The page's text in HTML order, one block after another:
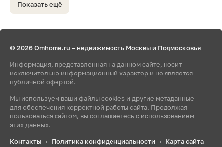
Показать ещё
© 2026 Omhome.ru – недвижимость Москвы и Подмосковья
Информация, представленная на данном сайте, носит
исключительно информационный характер и не является
публичной офертой.
Мы используем ваши файлы cookies и другие метаданные
для обеспечения корректной работы сайта. Продолжая
пользоваться сайтом, вы соглашаетесь с использованием
этих данных.
Контакты • Политика конфиденциальности • Карта сайта